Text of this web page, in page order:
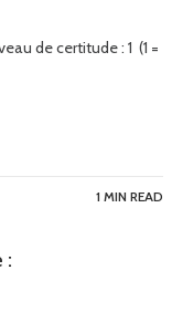
de certitude : 1 (1 =
1 MIN READ
: